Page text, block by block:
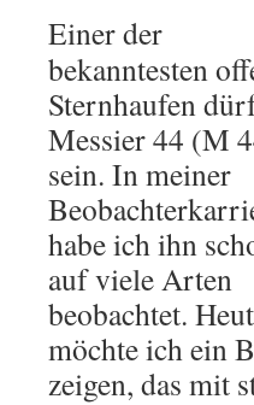
Einer der
bekanntesten
Sternhaufen
Messier 44 (M
sein. In meiner
habe ich ihn
auf viele Arten
beobachtet.
möchte ich ein
zeigen, das mit